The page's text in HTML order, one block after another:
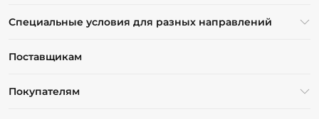
Специальные условия для разных направлений
Поставщикам
Покупателям